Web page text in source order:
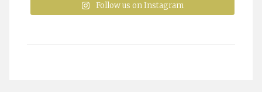
Follow us on Instagram